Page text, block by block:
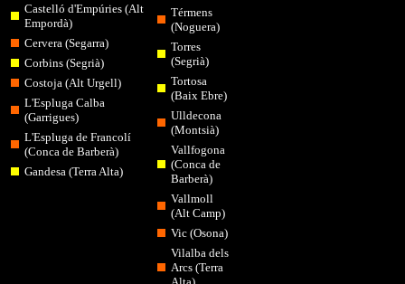
Castelló d'Empúries (Alt
Empordà)
Cervera (Segarra)
Corbins (Segrià)
Costoja (Alt Urgell)
L'Espluga Calba
(Garrigues)
L'Espluga de Francolí
(Conca de Barberà)
Gandesa (Terra Alta)
Térmens
(Noguera)
Torres
(Segrià)
Tortosa
(Baix Ebre)
Ulldecona
(Montsià)
Vallfogona
(Conca de
Barberà)
Vallmoll
(Alt Camp)
Vic (Osona)
Vilalba dels
Arcs (Terra